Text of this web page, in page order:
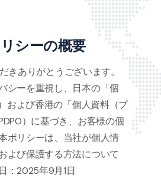
シーの概要
きありがとうございます。
シーを重視し、日本の「個
および香港の「個人資料（プ
）に基づき、お客様の個
ポリシーは、当社が個人情
よび保護する方法について
：2025年9月1日